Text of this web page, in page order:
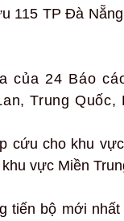
115 TP Đà
của 24 Báo
Trung Quốc,
cứu cho khu
vực Miền
tiến bộ mới